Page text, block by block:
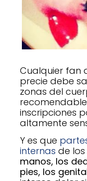
Cualquier fan
precie debe
zonas del
inscripciones
altamente
Y es que
internas de los
manos, los
pies, los